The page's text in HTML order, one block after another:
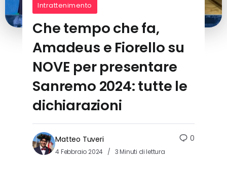
Intrattenimento
Che tempo che fa,
Amadeus e Fiorello su
NOVE per presentare
Sanremo 2024: tutte le
dichiarazioni
Matteo Tuveri
4 Febbraio 2024 3 Minuti di lettura
0